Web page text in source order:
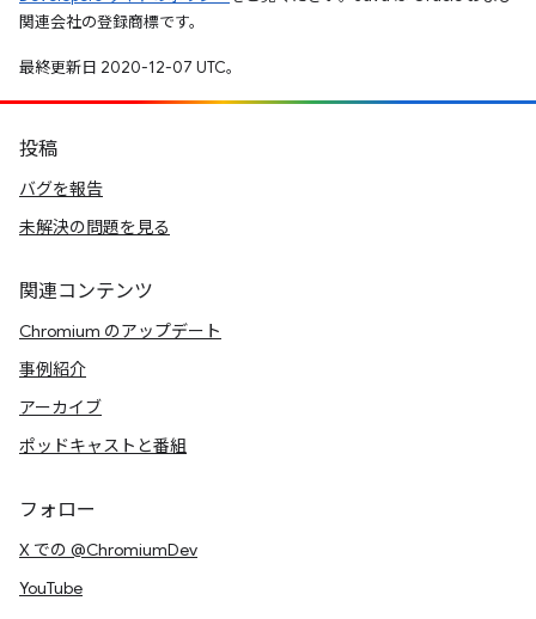
関連会社の登録商標です。
最終更新日 2020-12-07 UTC。
投稿
バグを報告
未解決の問題を見る
関連コンテンツ
Chromium のアップデート
事例紹介
アーカイブ
ポッドキャストと番組
フォロー
X での @ChromiumDev
YouTube